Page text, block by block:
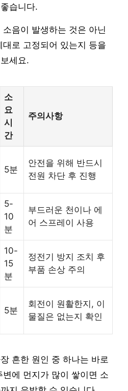
습니다.
음이 발생하는 것은 아닌
로 고정되어 있는지 등을
세요.
소
요
시
간
주의사항
5분
안전을 위해 반드시
전원 차단 후 진행
5-
10
분
부드러운 천이나 에
어 스프레이 사용
10-
15
분
정전기 방지 조치 후
부품 손상 주의
5분
회전이 원활한지, 이
물질은 없는지 확인
흔한 원인 중 하나는 바로
에 먼지가 많이 쌓이면 소